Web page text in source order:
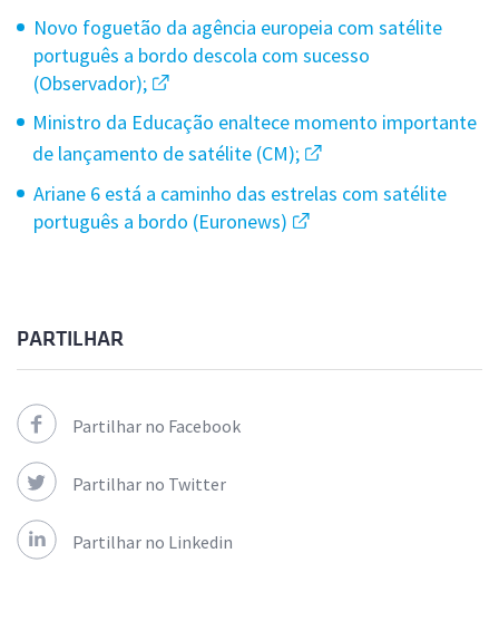
Novo foguetão da agência europeia com satélite
português a bordo descola com sucesso
(Observador);
Ministro da Educação enaltece momento importante
de lançamento de satélite (CM);
Ariane 6 está a caminho das estrelas com satélite
português a bordo (Euronews)
PARTILHAR
Partilhar no Facebook
Partilhar no Twitter
Partilhar no Linkedin